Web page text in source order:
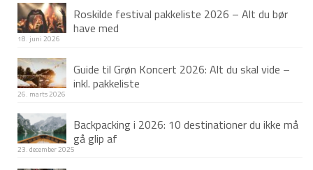
599 kr. 299 kr.
Roskilde festival pakkeliste 2026 – Alt du bør
have med
18. juni 2026
Guide til Grøn Koncert 2026: Alt du skal vide –
inkl. pakkeliste
26. marts 2026
Backpacking i 2026: 10 destinationer du ikke må
gå glip af
23. december 2025